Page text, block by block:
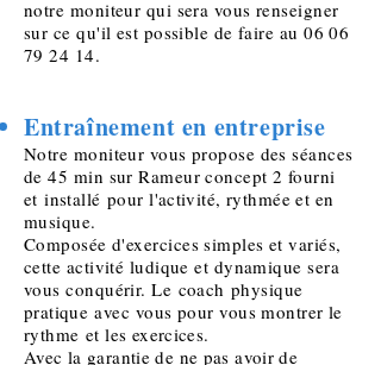
notre moniteur qui sera vous renseigner
sur ce qu'il est possible de faire au06 06
79 24 14.
Entraînement en entreprise
Notre moniteur vous propose des séances
de 45 min sur Rameur concept 2 fourni
etinstallé pour l'activité, rythmée et en
musique.
Composée d'exercices simples et variés,
cette activité ludique et dynamique sera
vous conquérir. Le coach physique
pratique avec vous pour vous montrer le
rythme et les exercices.
Avec la garantie de ne pas avoir de